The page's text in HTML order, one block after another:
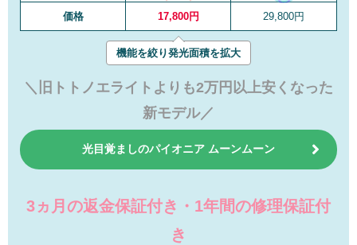
価格 17,800円 29,800円
機能を絞り発光面積を拡大
＼
旧トトノエライトよりも2万円以上安くなった
新モデル／
光目覚ましのパイオニア ムーンムーン
3ヵ月の返金保証付き・1年間の修理保証付
き